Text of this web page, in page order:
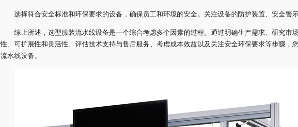
选择符合安全标准和环保要求的设备，确保员工和环境的安全。关注设备的防护装置、安全警
综上所述，选型服装流水线设备是一个综合考虑多个因素的过程。通过明确生产需求、研究市
性、可扩展性和灵活性、评估技术支持与售后服务、考虑成本效益以及关注安全环保要求等步骤，
流水线设备。